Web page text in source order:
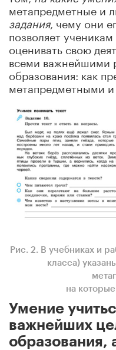
метапредметные и
задания, чему они
позволяет
оценивать свою
всеми важнейшими
образования: как
метапредметными
Рис. 2. В учебниках и
класса)
на
Умение
важнейших
образования,